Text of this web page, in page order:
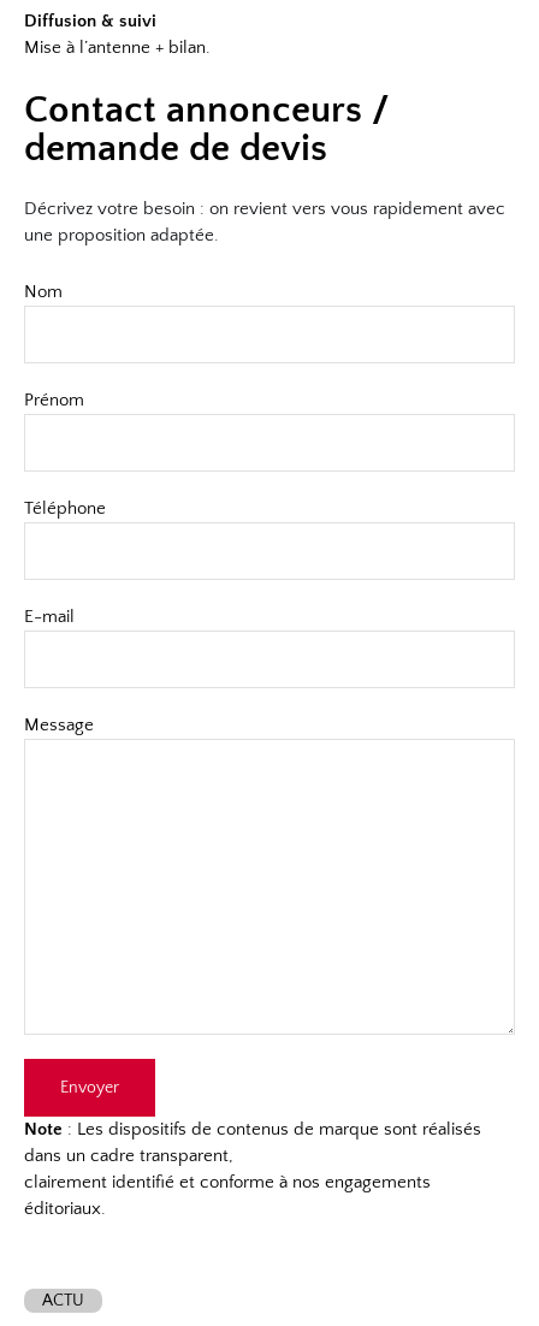
Diffusion & suivi
Mise à l’antenne + bilan.
Contact annonceurs /
demande de devis
Décrivez votre besoin : on revient vers vous rapidement avec
une proposition adaptée.
Nom
Prénom
Téléphone
E-mail
Message
Note : Les dispositifs de contenus de marque sont réalisés
dans un cadre transparent,
clairement identifié et conforme à nos engagements
éditoriaux.